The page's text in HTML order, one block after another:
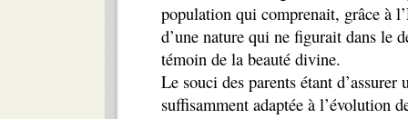
population qui comprenait, grâce à
d’une nature qui ne figurait dans le
témoin de la beauté divine.
Le souci des parents étant
suffisamment adaptée à l’évolution